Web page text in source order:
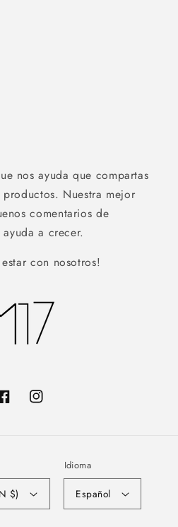
nos ayuda que compartas
productos. Nuestra mejor
comentarios de
a crecer.
con nosotros!
Instagram
$)
Idioma
Español